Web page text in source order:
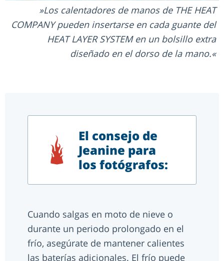
Los calentadores de manos de THE HEAT
COMPANY pueden insertarse en cada guante del
HEAT LAYER SYSTEM en un bolsillo extra
diseñado en el dorso de la mano.
El consejo de
Jeanine para
los fotógrafos:
Cuando salgas en moto de nieve o
durante un periodo prolongado en el
frío, asegúrate de mantener calientes
las baterías adicionales. El frío puede